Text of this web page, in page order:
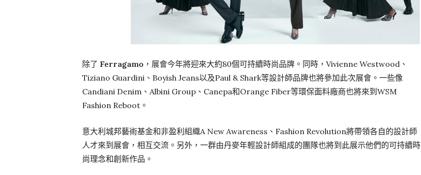
除了 Ferragamo ，展會今年將迎來大約80個可持續時尚品牌。同時，Vivienne Westwood、
Tiziano Guardini、Boyish Jeans以及Paul & Shark等設計師品牌也將參加此次展會。一些像
Candiani Denim、Albini Group、Canepa和Orange Fiber等環保面料廠商也將來到WSM
Fashion Reboot。
意大利城邦藝術基金和非盈利組織A New Awareness、Fashion Revolution將帶領各自的設計師
人才來到展會，相互交流。另外，一群由丹麥年輕設計師組成的團隊也將到此展示他們的可持續時
尚理念和創新作品。